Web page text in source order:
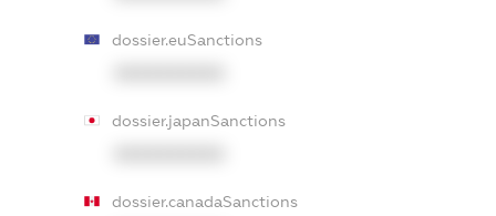
dossier.euSanctions
dossier.japanSanctions
dossier.canadaSanctions